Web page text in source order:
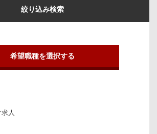
絞り込み検索
希望職種を選択する
人